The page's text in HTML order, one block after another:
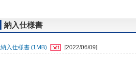
納入仕様書
納入仕様書 (1MB) [2022/06/09]